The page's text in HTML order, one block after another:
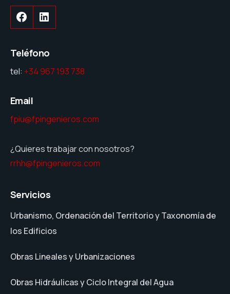
Teléfono
tel: +34 967 193 738
Email
fpiu@fpingenieros.com
¿Quieres trabajar con nosotros?
rrhh@fpingenieros.com
Servicios
Urbanismo, Ordenación del Territorio y Taxonomía de
los Edificios
Obras Lineales y Urbanizaciones
Obras Hidráulicas y Ciclo Integral del Agua